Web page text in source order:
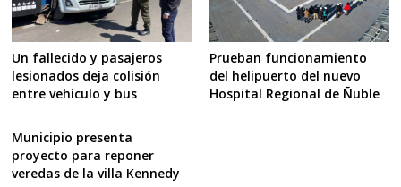
Un fallecido y pasajeros
lesionados deja colisión
entre vehículo y bus
Prueban funcionamiento
del helipuerto del nuevo
Hospital Regional de Ñuble
Municipio presenta
proyecto para reponer
veredas de la villa Kennedy